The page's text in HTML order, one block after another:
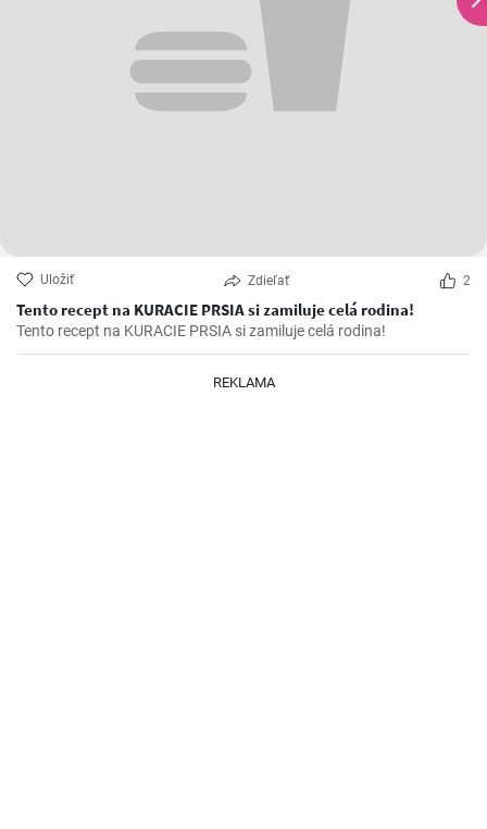
Uložiť Zdieľať 2
Tento recept na KURACIE PRSIA si zamiluje celá rodina!
Tento recept na KURACIE PRSIA si zamiluje celá rodina!
REKLAMA